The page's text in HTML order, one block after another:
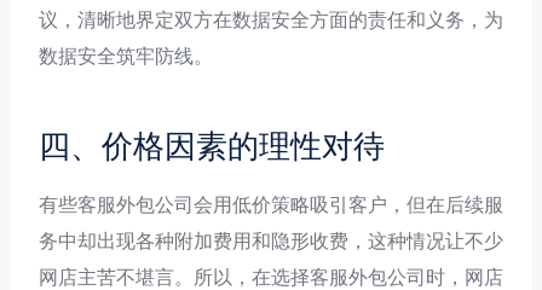
议，清晰地界定双方在数据安全方面的责任和义务，为
数据安全筑牢防线。
四、价格因素的理性对待
有些客服外包公司会用低价策略吸引客户，但在后续服
务中却出现各种附加费用和隐形收费，这种情况让不少
网店主苦不堪言。所以，在选择客服外包公司时，网店